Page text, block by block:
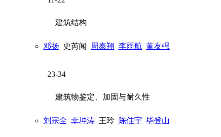
建筑结构
邓扬 史芮闻 周泰翔 李雨航 董友强
23-34
建筑物鉴定、加固与耐久性
刘宗全 幸坤涛 王玲 陈佳宇 毕登山